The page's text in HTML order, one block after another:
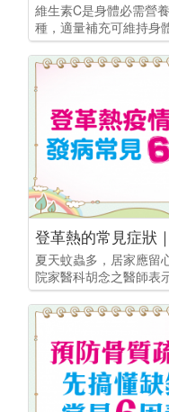
維生素C是身體必需營
種，適量補充可維持身
登革熱的常見症狀
夏天蚊蟲多，居家應留
院家醫科胡念之醫師表